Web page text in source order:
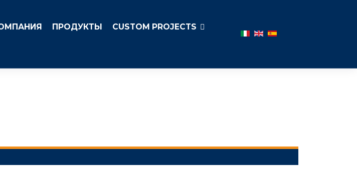
ПРОДУКТЫ CUSTOM PROJECTS Выберите язык